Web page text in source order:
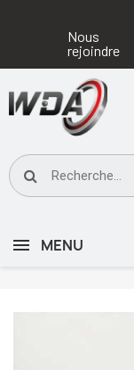
Nous
rejoindre
MENU